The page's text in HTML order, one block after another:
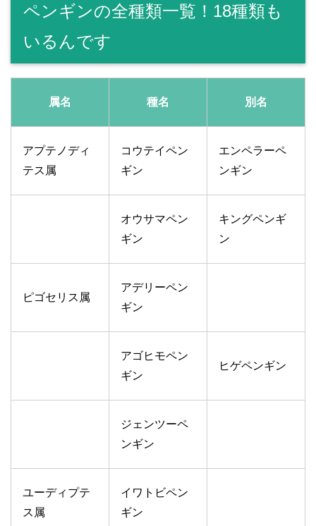
ペンギンの全種類一覧！18種類も
いるんです
属名 種名 別名
アプテノディ
テス属
コウテイペン
ギン
エンペラーペ
ンギン
オウサマペン
ギン
キングペンギ
ン
ピゴセリス属
アデリーペン
ギン
アゴヒモペン
ギン
ヒゲペンギン
ジェンツーペ
ンギン
ユーディプテ
ス属
イワトビペン
ギン